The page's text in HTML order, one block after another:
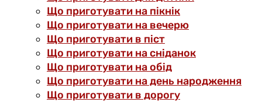
Що приготувати на пікнік
Що приготувати на вечерю
Що приготувати в піст
Що приготувати на сніданок
Що приготувати на обід
Що приготувати на день народження
Що приготувати в дорогу